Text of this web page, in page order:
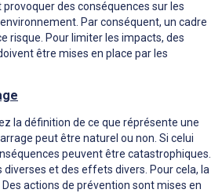
des conséquences sur les
Par conséquent, un cadre
risque. Pour limiter les impacts, des
être mises en place par les
la définition de ce que réprésente une
peut être naturel ou non. Si celui
peuvent être catastrophiques.
diverses et des effets divers. Pour cela, la
actions de prévention sont mises en